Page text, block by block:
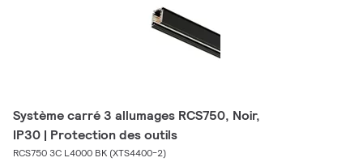
Système carré 3 allumages RCS750, Noir,
IP30 | Protection des outils
RCS750 3C L4000 BK (XTS4400-2)